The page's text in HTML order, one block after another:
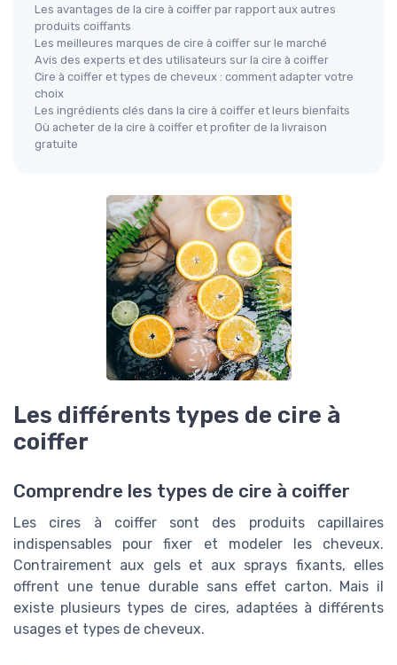
Les avantages de la cire à coiffer par rapport aux autres
produits coiffants
Les meilleures marques de cire à coiffer sur le marché
Avis des experts et des utilisateurs sur la cire à coiffer
Cire à coiffer et types de cheveux : comment adapter votre
choix
Les ingrédients clés dans la cire à coiffer et leurs bienfaits
Où acheter de la cire à coiffer et profiter de la livraison
gratuite
Les différents types de cire à
coiffer
Comprendre les types de cire à coiffer
Les cires à coiffer sont des produits capillaires
indispensables pour fixer et modeler les cheveux.
Contrairement aux gels et aux sprays fixants, elles
offrent une tenue durable sans effet carton. Mais il
existe plusieurs types de cires, adaptées à différents
usages et types de cheveux.